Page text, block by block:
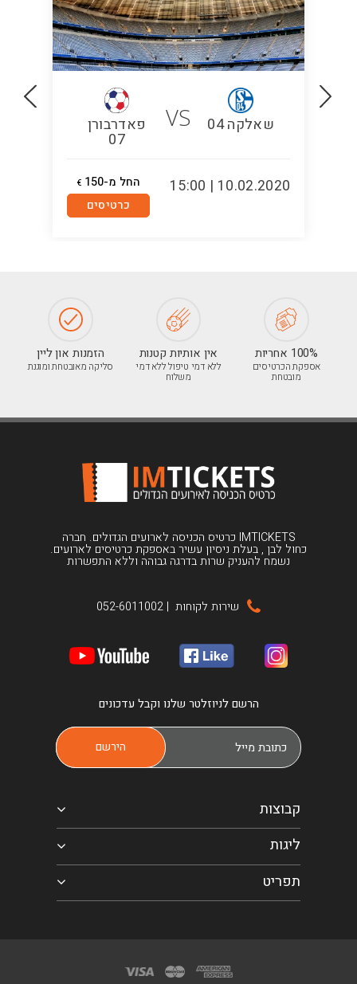
שאלקה 04 VS פאדרבורן
07
10.02.2020 | 15:00 החל מ-150 €
כרטיסים
100% אחריות
אספקת הכרטיסים
מובטחת
אין אותיות קטנות
ללא דמי טיפול ללא דמי
משלוח
הזמנות און ליין
סליקה מאובטחת ומוגנת
IMTICKETS כרטיס הכניסה לארועים הגדולים. חברה
כחול לבן , בעלת ניסיון עשיר באספקת כרטיסים לארועים.
נשמח להעניק שרות בדרגה גבוהה וללא התפשרות
שירות לקוחות |
052-6011002
הרשם לניוזלטר שלנו וקבל עדכונים
קבוצות
ליגות
תפריט